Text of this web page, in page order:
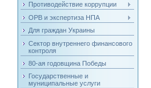
Противодействие коррупции
ОРВ и экспертиза НПА
Для граждан Украины
Сектор внутреннего финансового
контроля
80-ая годовщина Победы
Государственные и
муниципальные услуги